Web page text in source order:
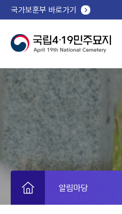
국가보훈부 바로가기
알림마당